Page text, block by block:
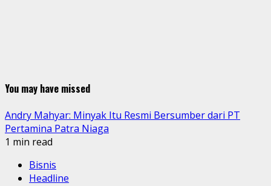
You may have missed
Andry Mahyar: Minyak Itu Resmi Bersumber dari PT
Pertamina Patra Niaga
1 min read
Bisnis
Headline